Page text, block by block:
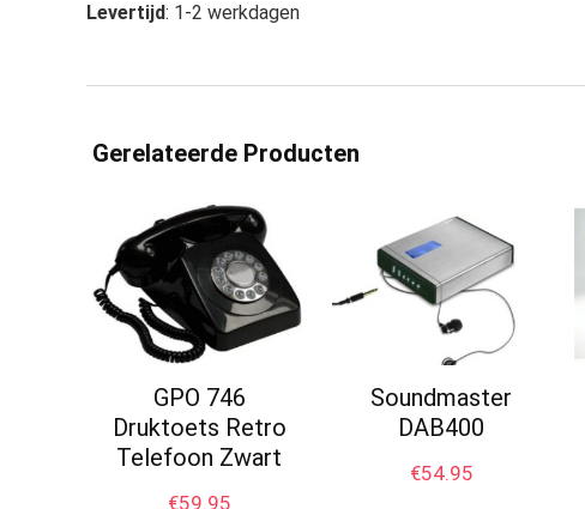
Levertijd: 1-2 werkdagen
Gerelateerde Producten
GPO 746
Druktoets Retro
Telefoon Zwart
€59.95
Soundmaster
DAB400
€54.95